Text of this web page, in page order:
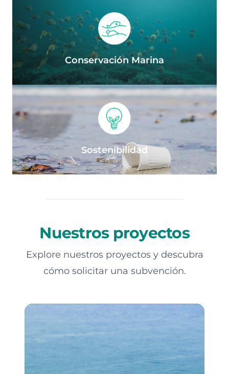
Conservación Marina
Sostenibilidad
Nuestros proyectos
Explore nuestros proyectos y descubra
cómo solicitar una subvención.